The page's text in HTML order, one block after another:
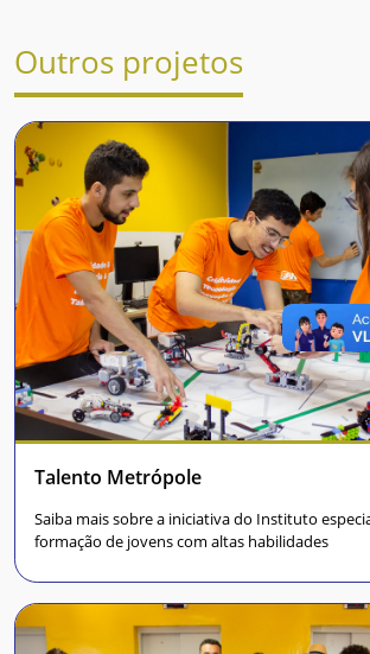
Outros projetos
Talento Metrópole
Saiba mais sobre a iniciativa do Instituto
formação de jovens com altas habilidades